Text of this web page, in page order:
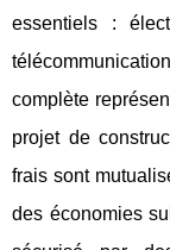
essentiels :
complète
projet de
frais sont
des économies